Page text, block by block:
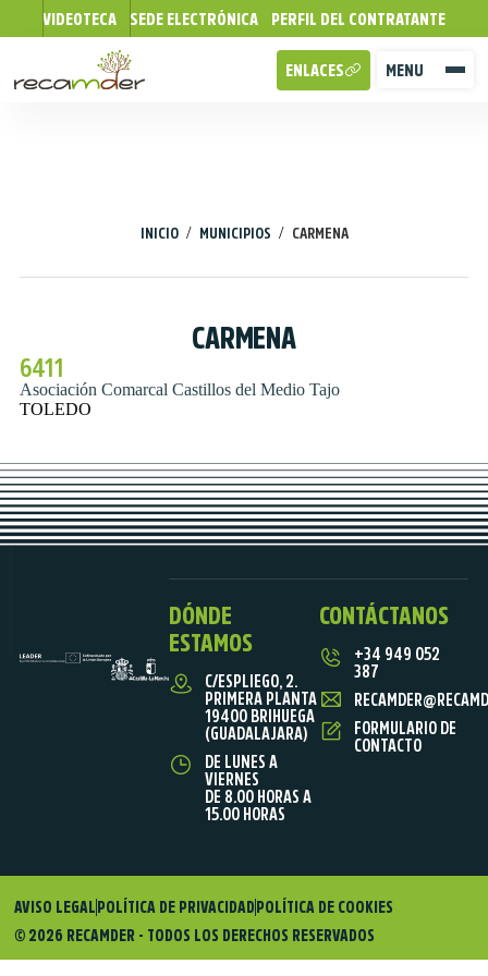
VIDEOTECA SEDE ELECTRÓNICA PERFIL DEL CONTRATANTE
MENU
ENLACES
INICIO / MUNICIPIOS / CARMENA
CARMENA
6411
Asociación Comarcal Castillos del Medio Tajo
TOLEDO
DÓNDE
ESTAMOS
C/ESPLIEGO, 2.
PRIMERA PLANTA
19400 BRIHUEGA
(GUADALAJARA)
DE LUNES A
VIERNES
DE 8.00 HORAS A
15.00 HORAS
CONTÁCTANOS
+34 949 052
387
FORMULARIO DE
CONTACTO
© 2026 RECAMDER - TODOS LOS DERECHOS RESERVADOS
AVISO LEGAL POLÍTICA DE PRIVACIDAD POLÍTICA DE COOKIES